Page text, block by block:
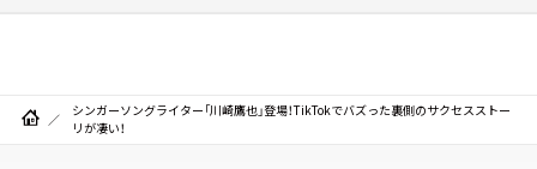
シンガーソングライター「川崎鷹也」登場！TikTokでバズった裏側のサクセスストー
リが凄い！